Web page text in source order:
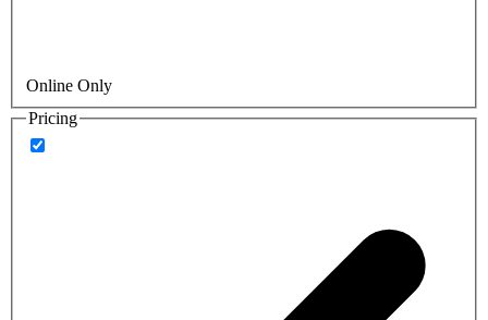
Online Only
Pricing